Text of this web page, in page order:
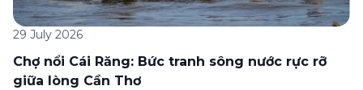
29 July 2026
Chợ nổi Cái Răng: Bức tranh sông nước rực rỡ
giữa lòng Cần Thơ